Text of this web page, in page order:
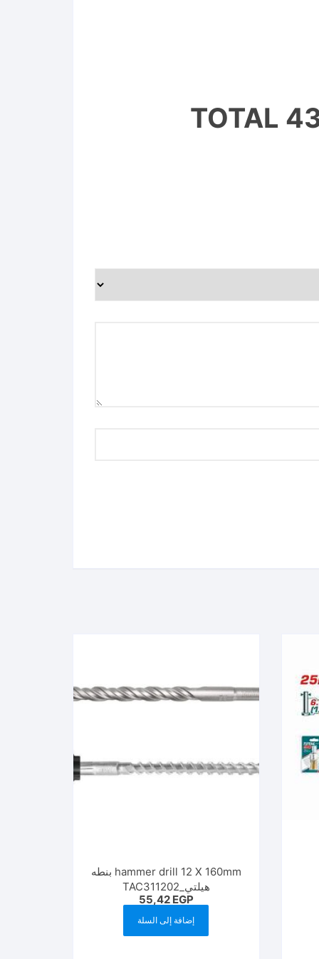
TOTAL
hammer drill 12 X 160mm بنطه
هيلتي_TAC311202
55,42 EGP
إضافة إلى السلة